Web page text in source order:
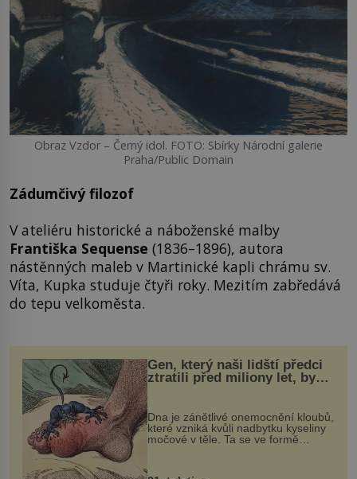
Obraz Vzdor – Černý idol. FOTO: Sbírky Národní galerie
Praha/Public Domain
Zádumčivý filozof
V ateliéru historické a náboženské malby
Františka Sequense (1836–1896), autora
nástěnných maleb v Martinické kapli chrámu sv.
Víta, Kupka studuje čtyři roky. Mezitím zabředává
do tepu velkoměsta.
Gen, který naši lidští předci
ztratili před miliony let, by
mohl pomoci s léčbou
„nemoci králů“
Dna je zánětlivé onemocnění kloubů,
které vzniká kvůli nadbytku kyseliny
močové v těle. Ta se ve formě
nohou, a způsobuje bole...